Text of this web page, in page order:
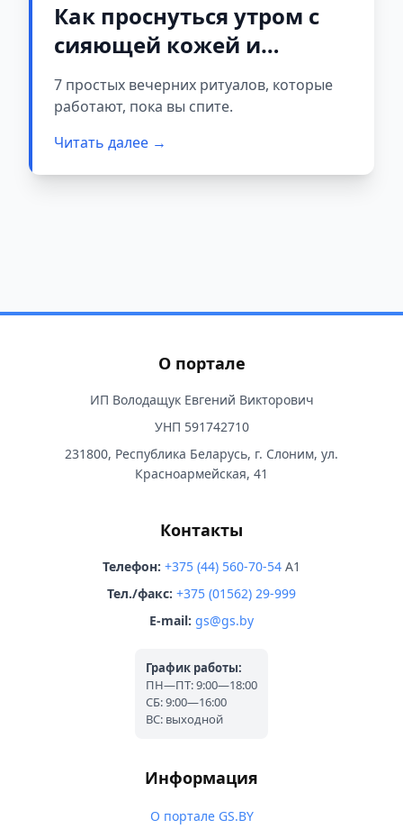
Как проснуться утром с
сияющей кожей и
свежим лицом
7 простых вечерних ритуалов, которые
работают, пока вы спите.
Читать далее →
О портале
ИП Володащук Евгений Викторович
УНП 591742710
231800, Республика Беларусь, г. Слоним, ул.
Красноармейская, 41
Контакты
Телефон: +375 (44) 560-70-54 A1
Тел./факс: +375 (01562) 29-999
E-mail: gs@gs.by
График работы:
ПН—ПТ: 9:00—18:00
СБ: 9:00—16:00
ВС: выходной
Информация
О портале GS.BY